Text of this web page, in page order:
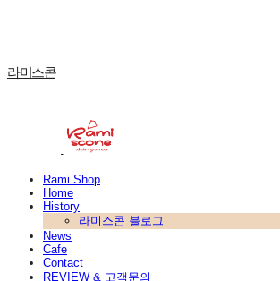
라미스콘
Rami Shop
Home
History
라미스콘 블로그
News
Cafe
Contact
REVIEW & 고객문의